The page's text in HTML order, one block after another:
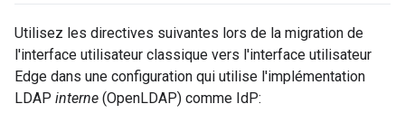
Utilisez les directives suivantes lors de la migration de
l'interface utilisateur classique vers l'interface utilisateur
Edge dans une configuration qui utilise l'implémentation
LDAP interne (OpenLDAP) comme IdP: